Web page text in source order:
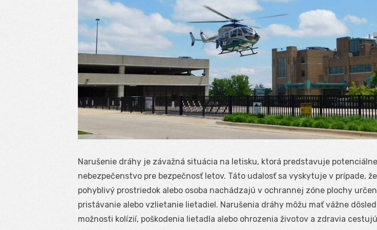
Narušenie dráhy je závažná situácia na letisku, ktorá predstavuje potenciálne
nebezpečenstvo pre bezpečnosť letov. Táto udalosť sa vyskytuje v prípade,
pohyblivý prostriedok alebo osoba nachádzajú v ochrannej zóne plochy
pristávanie alebo vzlietanie lietadiel. Narušenia dráhy môžu mať vážne
možnosti kolízií, poškodenia lietadla alebo ohrozenia životov a zdravia